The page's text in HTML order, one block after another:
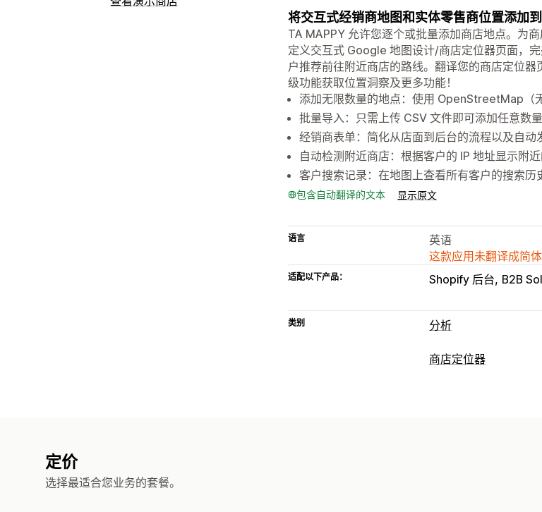
将交互式经销商地图和实体零售商位置添加到
TA MAPPY 允许您逐个或批量添加商店地点。为
定义交互式 Google 地图设计/商店定位器页面，
户推荐前往附近商店的路线。翻译您的商店定位
级功能获取位置洞察及更多功能！
添加无限数量的地点：使用 OpenStreetMap（
批量导入：只需上传 CSV 文件即可添加任意数
经销商表单：简化从店面到后台的流程以及自动
自动检测附近商店：根据客户的 IP 地址显示附
客户搜索记录：在地图上查看所有客户的搜索历
包含自动翻译的文本 显示原文
语言
英语
这款应用未翻译成简
适配以下产品： Shopify 后台 B2B
类别 分析
客户行为
商店定位器
定价
选择最适合您业务的套餐。